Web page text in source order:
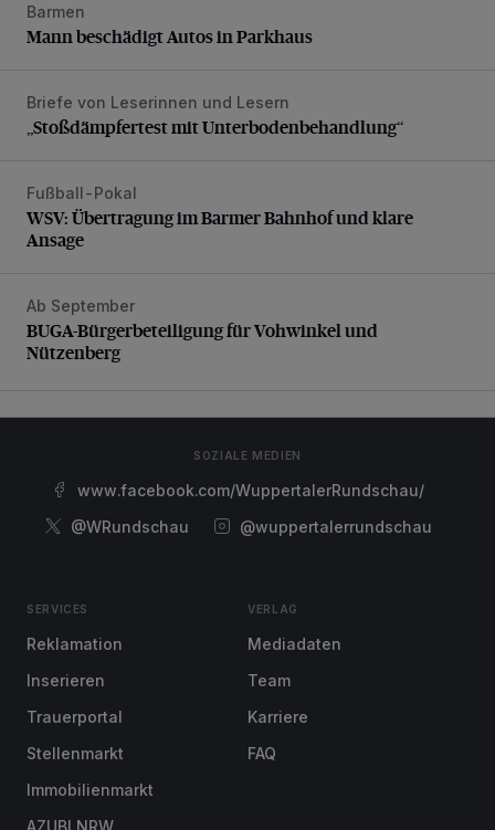
Mann beschädigt Autos in Parkhaus
Barmen
Mann beschädigt Autos in Parkhaus
„Stoßdämpfertest mit Unterbodenbehandlung“
Briefe von Leserinnen und Lesern
„Stoßdämpfertest mit Unterbodenbehandlung“
WSV: Übertragung im Barmer Bahnhof und klare Ansage
Fußball-Pokal
WSV: Übertragung im Barmer Bahnhof und klare
Ansage
BUGA-Bürgerbeteiligung für Vohwinkel und Nützenberg
Ab September
BUGA-Bürgerbeteiligung für Vohwinkel und
Nützenberg
SOZIALE MEDIEN
www.facebook.com/WuppertalerRundschau/
@WRundschau
@wuppertalerrundschau
SERVICES
Reklamation
Inserieren
Trauerportal
Stellenmarkt
Immobilienmarkt
VERLAG
Mediadaten
Team
Karriere
FAQ